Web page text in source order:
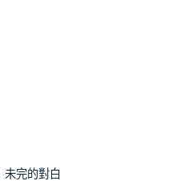
未完的對白